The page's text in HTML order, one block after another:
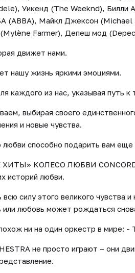
Уикенд (The Weeknd), Билли
(ABBA), Майкл Джексон
Farmer), Депеш мод
движет нами.
нашу жизнь яркими эмоциями.
каждого из нас, указывая путь к
выбирая своего
и новые чувства.
любви способно подарить вам еще
КОЛЕСО ЛЮБВИ CONCORD
историй любви.
силу этого великого чувства
любовь может рождаться
ни на один оркестр в мире:
не просто играют – они